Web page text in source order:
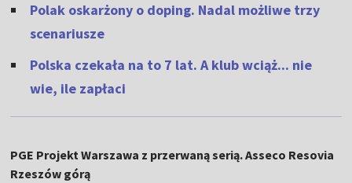
Polak oskarżony o doping. Nadal możliwe trzy
scenariusze
Polska czekała na to 7 lat. A klub wciąż... nie
wie, ile zapłaci
PGE Projekt Warszawa z przerwaną serią. Asseco Resovia
Rzeszów górą